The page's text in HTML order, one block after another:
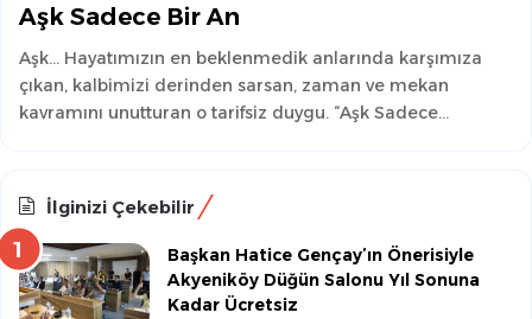
Aşk Sadece Bir An
Aşk… Hayatımızın en beklenmedik anlarında karşımıza
çıkan, kalbimizi derinden sarsan, zaman ve mekan
kavramını unutturan o tarifsiz duygu. “Aşk Sadece…
İlginizi Çekebilir
Başkan Hatice Gençay’ın Önerisiyle
Akyeniköy Düğün Salonu Yıl Sonuna
Kadar Ücretsiz